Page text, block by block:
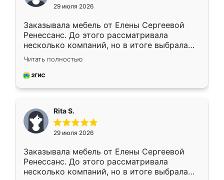
29 июля 2026
Заказывала мебель от Елены Сергеевой
Ренессанс. До этого рассматривала
несколько компаний, но в итоге выбрала
эту. Сначала обговорили условия, потом
приехал замерщик, всё спокойно объяснил
и снял размеры. Изготовили в срок, с
каких-либо доработок. Качеством осталась
довольна, все выглядит так, как и ожидала.
Читать полностью
Rita S.
29 июля 2026
Заказывала мебель от Елены Сергеевой
Ренессанс. До этого рассматривала
несколько компаний, но в итоге выбрала